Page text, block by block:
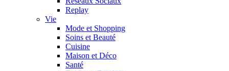
Replay
Vie
Mode et Shopping
Soins et Beauté
Cuisine
Maison et Déco
Santé